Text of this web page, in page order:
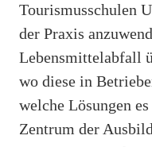
Tourismusschulen
der Praxis
Lebensmittelabfall
wo diese in
welche Lösungen
Zentrum der